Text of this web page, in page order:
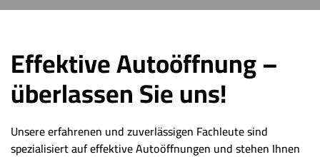
Effektive Autoöffnung –
überlassen Sie uns!
Unsere erfahrenen und zuverlässigen Fachleute sind
spezialisiert auf effektive Autoöffnungen und stehen Ihnen